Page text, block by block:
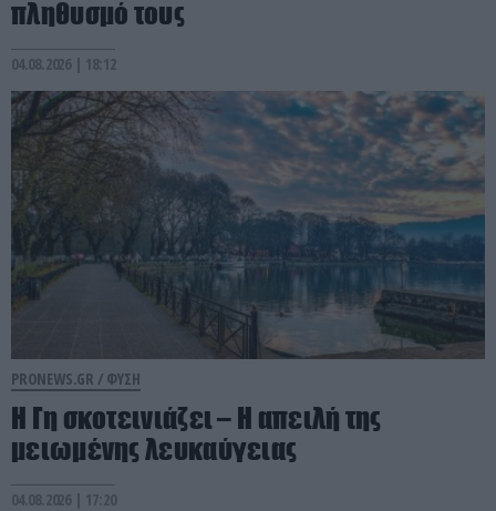
πληθυσμό τους
04.08.2026 | 18:12
PRONEWS.GR / ΦΥΣΗ
Η Γη σκοτεινιάζει – Η απειλή της
μειωμένης λευκαύγειας
04.08.2026 | 17:20